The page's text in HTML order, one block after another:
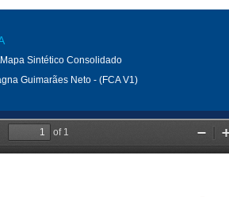
Sintético Consolidado
Guimarães Neto - (FCA V1)